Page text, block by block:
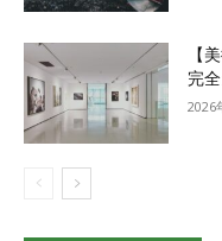
【
完
2026